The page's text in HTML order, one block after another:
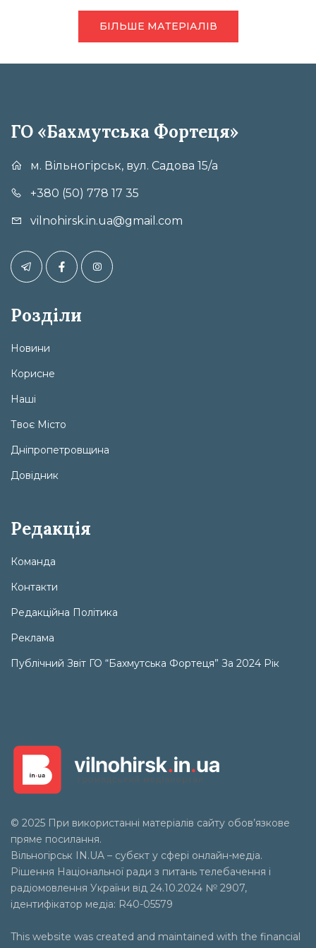
БІЛЬШЕ МАТЕРІАЛІВ
ГО «Бахмутська Фортеця»
м. Вільногірськ, вул. Садова 15/а
+380 (50) 778 17 35
vilnohirsk.in.ua@gmail.com
Розділи
Новини
Корисне
Наші
Твоє Місто
Дніпропетровщина
Довідник
Редакція
Команда
Контакти
Редакційна Політика
Реклама
Публічний Звіт ГО “Бахмутська Фортеця” За 2024 Рік
© 2025 При використанні матеріалів сайту обов’язкове
пряме посилання.
Вільногірськ IN.UA – субєкт у сфері онлайн-медіа.
Рішення Національної ради з питань телебачення і
радіомовлення України від 24.10.2024 № 2907,
ідентифікатор медіа: R40-05579
This website was created and maintained with the financial